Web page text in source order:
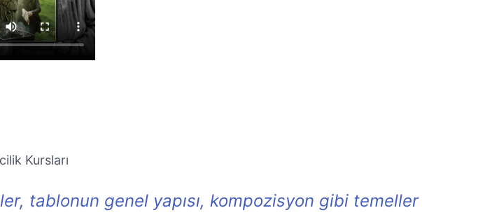
Kursları
tablonun genel yapısı, kompozisyon gibi temeller